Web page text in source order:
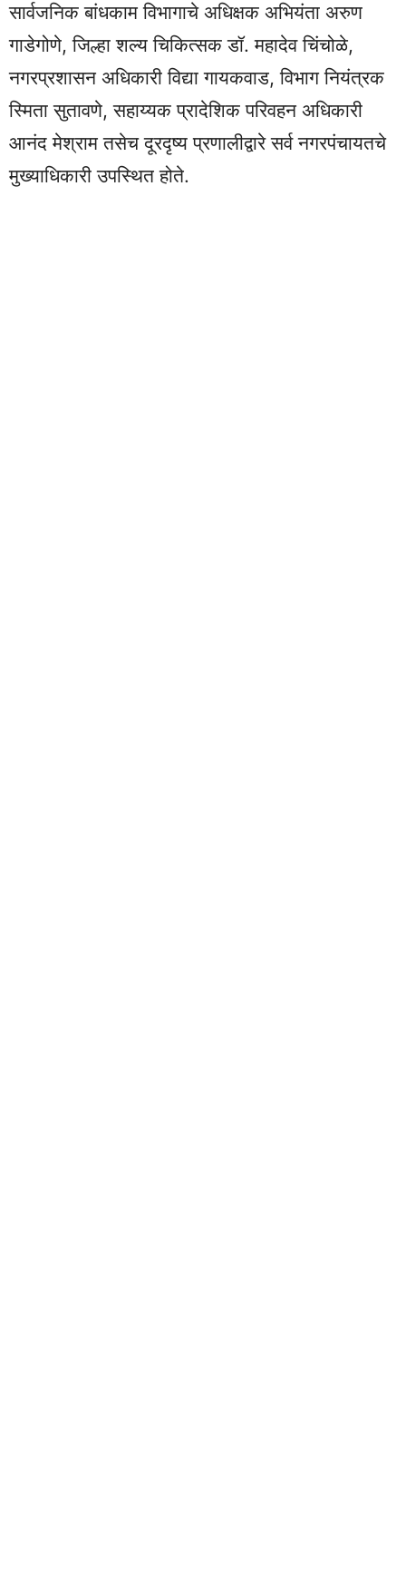
सार्वजनिक बांधकाम विभागाचे अधिक्षक अभियंता अरुण
गाडेगोणे, जिल्हा शल्य चिकित्सक डॉ. महादेव चिंचोळे,
नगरप्रशासन अधिकारी विद्या गायकवाड, विभाग नियंत्रक
स्मिता सुतावणे, सहाय्यक प्रादेशिक परिवहन अधिकारी
आनंद मेश्राम तसेच दूरदृष्य प्रणालीद्वारे सर्व नगरपंचायतचे
मुख्याधिकारी उपस्थित होते.